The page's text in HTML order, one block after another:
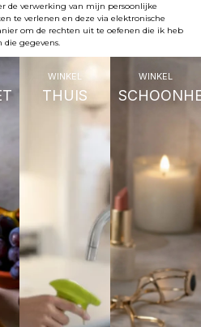
de verwerking van mijn persoonlijke
te verlenen en deze via elektronische
om de rechten uit te oefenen die ik heb
gegevens.
WINKEL
THUIS
WINKEL